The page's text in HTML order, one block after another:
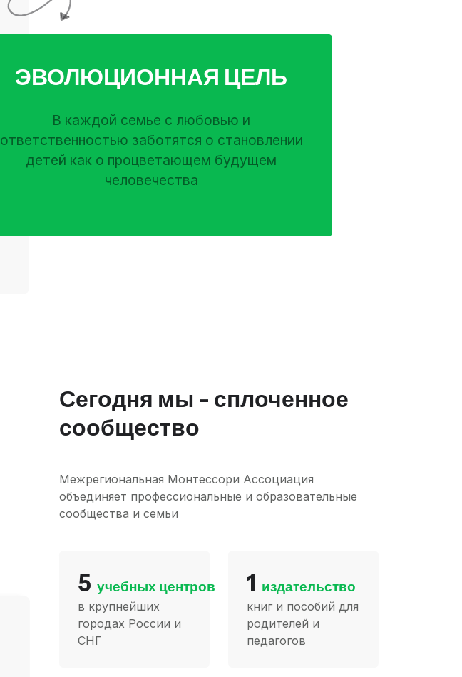
ЭВОЛЮЦИОННАЯ ЦЕЛЬ
В каждой семье с любовью и
ответственностью заботятся о становлении
детей как о процветающем будущем
человечества
Сегодня мы - сплоченное
сообщество
Межрегиональная Монтессори Ассоциация
объединяет профессиональные и образовательные
сообщества и семьи
5 учебных центров
в крупнейших
городах России и
СНГ
1 издательство
книг и пособий для
родителей и
педагогов